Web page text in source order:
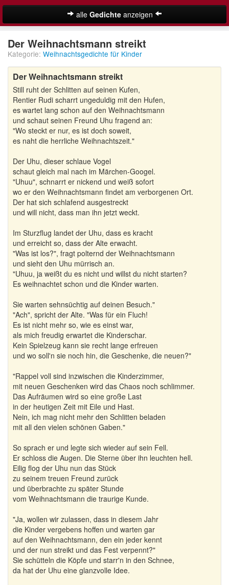
alle Gedichte anzeigen
Adventsgedichte
Besinnliche Weihnachtsgedichte
Kurze Weihnachtsgedichte
Lustige Weihnachtsgedichte
Schöne Weihnachtsgedichte
Weihnachtsgedichte für Kinder
Adventskalender
Suche
Der Weihnachtsmann streikt
Kategorie: Weihnachtsgedichte für Kinder
Der Weihnachtsmann streikt
Still ruht der Schlitten auf seinen Kufen,
Rentier Rudi scharrt ungeduldig mit den Hufen,
es wartet lang schon auf den Weihnachtsmann
und schaut seinen Freund Uhu fragend an:
"Wo steckt er nur, es ist doch soweit,
es naht die herrliche Weihnachtszeit."
Der Uhu, dieser schlaue Vogel
schaut gleich mal nach im Märchen-Googel.
"Uhuu", schnarrt er nickend und weiß sofort
wo er den Weihnachtsmann findet am verborgenen Ort.
Der hat sich schlafend ausgestreckt
und will nicht, dass man ihn jetzt weckt.
Im Sturzflug landet der Uhu, dass es kracht
und erreicht so, dass der Alte erwacht.
"Was ist los?", fragt polternd der Weihnachtsmann
und sieht den Uhu mürrisch an.
"Uhuu, ja weißt du es nicht und willst du nicht starten?
Es weihnachtet schon und die Kinder warten.
Sie warten sehnsüchtig auf deinen Besuch."
"Ach", spricht der Alte. "Was für ein Fluch!
Es ist nicht mehr so, wie es einst war,
als mich freudig erwartet die Kinderschar.
Kein Spielzeug kann sie recht lange erfreuen
und wo soll'n sie noch hin, die Geschenke, die neuen?"
"Rappel voll sind inzwischen die Kinderzimmer,
mit neuen Geschenken wird das Chaos noch schlimmer.
Das Aufräumen wird so eine große Last
in der heutigen Zeit mit Eile und Hast.
Nein, ich mag nicht mehr den Schlitten beladen
mit all den vielen schönen Gaben."
So sprach er und legte sich wieder auf sein Fell.
Er schloss die Augen. Die Sterne über ihn leuchten hell.
Eilig flog der Uhu nun das Stück
zu seinem treuen Freund zurück
und überbrachte zu später Stunde
vom Weihnachtsmann die traurige Kunde.
"Ja, wollen wir zulassen, dass in diesem Jahr
die Kinder vergebens hoffen und warten gar
auf den Weihnachtsmann, den ein jeder kennt
und der nun streikt und das Fest verpennt?"
Sie schütteln die Köpfe und starr'n in den Schnee,
da hat der Uhu eine glanzvolle Idee.